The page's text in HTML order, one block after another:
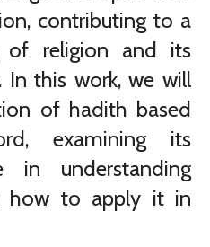
contributing to a
of religion and its
this work, we will
of hadith based
examining its
in understanding
how to apply it in